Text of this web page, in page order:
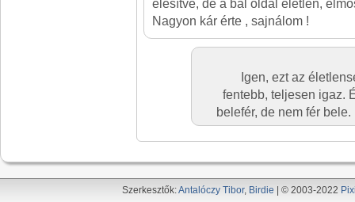
élesítve, de a bal oldal életlen,
Nagyon kár érte , sajnálom !
Igen, ezt az
fentebb, teljesen igaz.
belefér, de nem fér
Szerkesztők:Antalóczy Tibor, Birdie | © 2003-2022